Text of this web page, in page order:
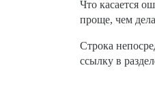
Что касается
проще, чем
Строка
ссылку в